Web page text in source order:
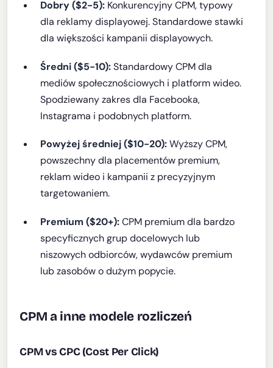
Dobry ($2-5): Konkurencyjny CPM, typowy
dla reklamy displayowej. Standardowe stawki
dla większości kampanii displayowych.
Średni ($5-10):Standardowy CPM dla
mediów społecznościowych i platform wideo.
Spodziewany zakres dla Facebooka,
Instagrama i podobnych platform.
Powyżej średniej ($10-20):Wyższy CPM,
powszechny dla placementów premium,
reklam wideo i kampanii z precyzyjnym
targetowaniem.
Premium ($20+):CPM premium dla bardzo
specyficznych grup docelowych lub
niszowych odbiorców, wydawców premium
lub zasobów o dużym popycie.
CPM a inne modele rozliczeń
CPM vs CPC (Cost Per Click)